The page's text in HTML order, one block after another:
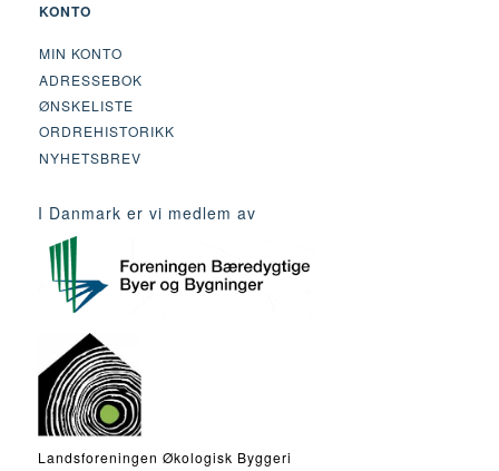
KONTO
MIN KONTO
ADRESSEBOK
ØNSKELISTE
ORDREHISTORIKK
NYHETSBREV
I Danmark er vi medlem av
Landsforeningen Økologisk Byggeri